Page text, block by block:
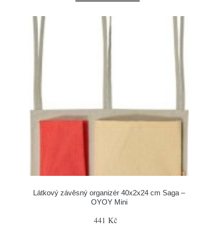
Látkový závěsný organizér 40x2x24 cm Saga –
OYOY Mini
441 Kč